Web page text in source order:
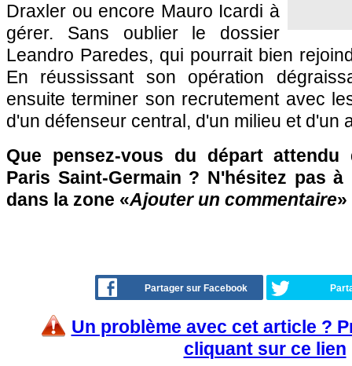
Draxler ou encore Mauro Icardi à
gérer. Sans oublier le dossier
Leandro Paredes, qui pourrait bien
En réussissant son opération
ensuite terminer son recrutement avec
d'un défenseur central, d'un milieu et d'un
Que pensez-vous du départ attendu
Paris Saint-Germain ? N'hésitez pas
dans la zone «Ajouter un commentaire
Partager sur Facebook
Un problème avec cet article ?
cliquant sur ce lien